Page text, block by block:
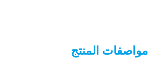
مواصفات المنتج